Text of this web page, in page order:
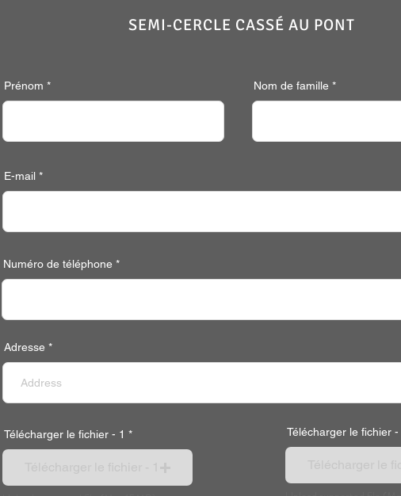
SEMI-CERCLE CASSÉ AU PONT
Prénom Nom de famille
E-mail
Numéro de téléphone
Adresse
Télécharger le fichier - 1 Télécharger le fichier -